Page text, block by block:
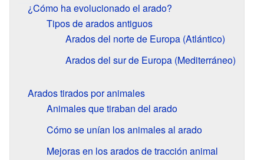
¿Cómo ha evolucionado el arado?
Tipos de arados antiguos
Arados del norte de Europa (Atlántico)
Arados del sur de Europa (Mediterráneo)
Arados tirados por animales
Animales que tiraban del arado
Cómo se unían los animales al arado
Mejoras en los arados de tracción animal